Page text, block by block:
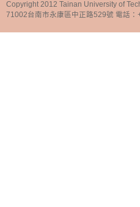
Copyright 2012 Tainan University of
71002台南市永康區中正路529號 電話